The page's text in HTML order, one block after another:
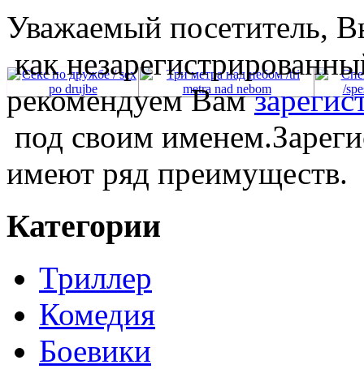
Уважаемый посетитель,
как
рекомендуем Вам
под своим
имеют ряд преимуществ.
Категории
Триллер
Комедия
Боевики